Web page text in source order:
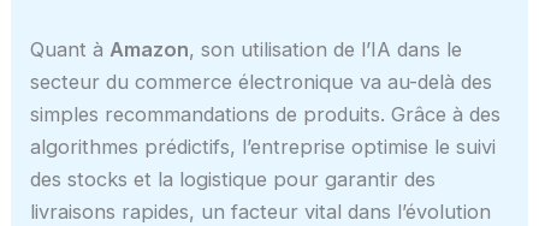
Quant àAmazon, son utilisation de l’IA dans le
secteur du commerce électronique va au-delà des
simples recommandations de produits. Grâce à des
algorithmes prédictifs, l’entreprise optimise le suivi
des stocks et la logistique pour garantir des
livraisons rapides, un facteur vital dans l’évolution